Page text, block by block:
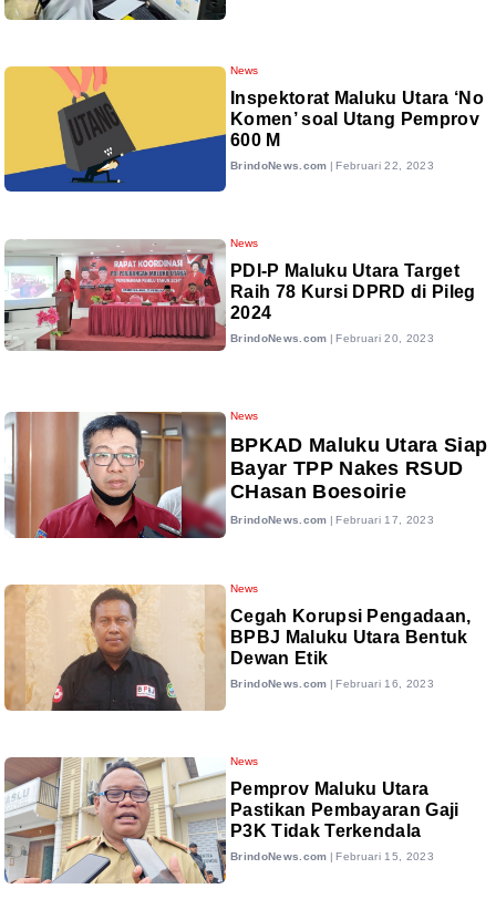
News
Inspektorat Maluku Utara ‘No
Komen’ soal Utang Pemprov
600 M
BrindoNews.com | Februari 22, 2023
News
PDI-P Maluku Utara Target
Raih 78 Kursi DPRD di Pileg
2024
BrindoNews.com | Februari 20, 2023
News
BPKAD Maluku Utara Siap
Bayar TPP Nakes RSUD
CHasan Boesoirie
BrindoNews.com | Februari 17, 2023
News
Cegah Korupsi Pengadaan,
BPBJ Maluku Utara Bentuk
Dewan Etik
BrindoNews.com | Februari 16, 2023
News
Pemprov Maluku Utara
Pastikan Pembayaran Gaji
P3K Tidak Terkendala
BrindoNews.com | Februari 15, 2023